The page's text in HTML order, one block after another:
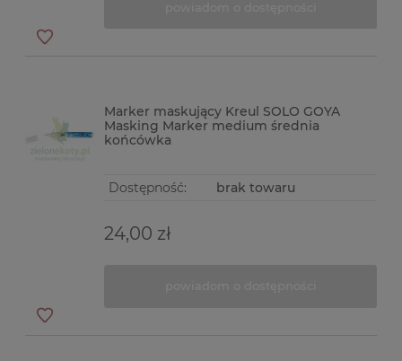
Marker maskujący Kreul SOLO GOYA
Masking Marker medium średnia
końcówka
Dostępność: brak towaru
24,00 zł